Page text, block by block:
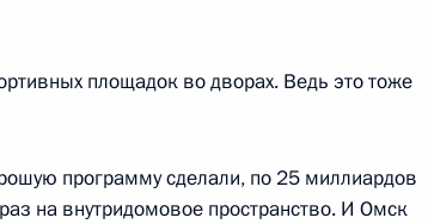
учащихся
площадок во дворах. Ведь это тоже
программу сделали, по 25 миллиардов
на внутридомовое пространство. И Омск